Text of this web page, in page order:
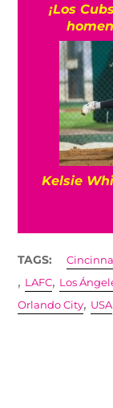
¡Los
Kelsie
TAGS:
, LAFC, Los
Orlando City, USA